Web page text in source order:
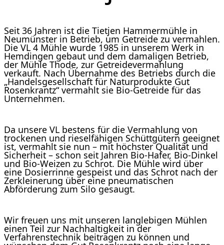
Seit 36 Jahren ist die Tietjen Hammermühle in
Neumünster in Betrieb, um Getreide zu vermahlen.
Die VL 4 Mühle wurde 1985 in unserem Werk in
Hemdingen gebaut und dem damaligen Betrieb,
der Mühle Thode, zur Getreidevermahlung
verkauft. Nach Übernahme des Betriebs durch die
„Handelsgesellschaft für Naturprodukte Gut
Rosenkrantz“ vermahlt sie Bio-Getreide für das
Unternehmen.
Da unsere VL bestens für die Vermahlung von
trockenen und rieselfähigen Schüttgütern geeignet
ist, vermahlt sie nun – mit höchster Qualität und
Sicherheit – schon seit Jahren Bio-Hafer, Bio-Dinkel
und Bio-Weizen zu Schrot. Die Mühle wird über
eine Dosierrinne gespeist und das Schrot nach der
Zerkleinerung über eine pneumatischen
Abförderung zum Silo gesaugt.
Wir freuen uns mit unseren langlebigen Mühlen
einen Teil zur Nachhaltigkeit in der
Verfahrenstechnik beitragen zu können und